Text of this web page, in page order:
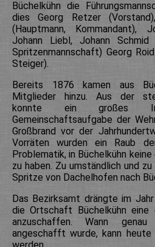
Büchelkühn die
dies Georg Retzer
(Hauptmann, Kommandant),
Johann Liebl, Johann
Spritzenmannschaft) Georg
Steiger).
Bereits 1876 kamen aus
Mitglieder hinzu. Aus der
konnte ein großes
Gemeinschaftsaufgabe der
Großbrand vor der
Vorräten wurden ein Raub
Problematik, in Büchelkühn
zu haben. Zu umständlich und
Spritze von Dachelhofen nach
Das Bezirksamt drängte im
die Ortschaft Büchelkühn eine
anzuschaffen. Wann genau
angeschafft wurde, kann